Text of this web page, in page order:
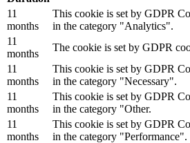
11
months
This cookie is set by GDPR
in the category "Analytics".
11
months
The cookie is set by GDPR
11
months
This cookie is set by GDPR
in the category "Necessary".
11
months
This cookie is set by GDPR
in the category "Other.
11
months
This cookie is set by GDPR
in the category "Performance".